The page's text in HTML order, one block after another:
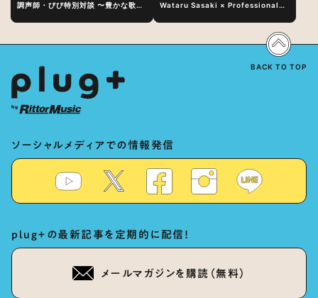
調声師・びび特別対談 〜豊かな歌声
Wataru Sasaki × Professional
Vocal Expression Lies in “Love
for the singing characters” and
ソーシャルメディアでの情報発信
plug+の最新記事を定期的に配信！
メールマガジンを購読（無料）
BACK TO TOP